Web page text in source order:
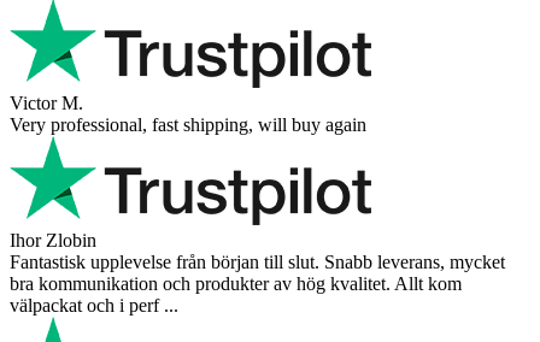
Victor M.
Very professional, fast shipping, will buy again
Ihor Zlobin
Fantastisk upplevelse från början till slut. Snabb leverans, mycket
bra kommunikation och produkter av hög kvalitet. Allt kom
välpackat och i perf ...